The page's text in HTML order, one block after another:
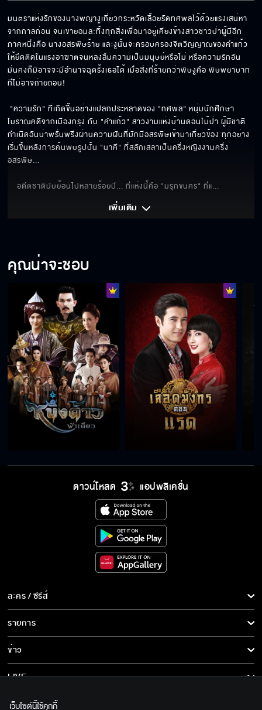
มนตราแห่งรักของนางพญางูเกี่ยวกระหวัดเลื้อยรัดทศพลไว้ด้วยแรงเสน่หา
จากกาลก่อน จนเขายอมละทิ้งทุกสิ่งเพื่อมาอยู่เคียงข้างสาวชาวป่าผู้มีอีก
ภาคหนึ่งคือ นางอสรพิษร้าย และงูนั้นจะครอบครองจิตวิญญาณของคำแก้ว
ให้ยึดติดในแรงอาฆาตจนหลงลืมความเป็นมนุษย์หรือไม่ หรือความรักอัน
มั่นคงก็มิอาจจะมีอำนาจฉุดรั้งเธอได้ เมื่อสิ่งที่ร้ายกว่าพิษงูคือ พิษพยาบาท
ที่ไม่อาจถ่ายถอน!
โบราณคดีจากเมืองกรุง กับ "คำแก้ว" สาวงามแห่งบ้านดอนไม้ป่า ผู้มีชาติ
กำเนิดอันน่าพรั่นพรึงผ่านความฝันที่มักมีอสรพิษเข้ามาเกี่ยวข้อง ทุกอย่าง
เริ่มขึ้นหลังการค้นพบรูปปั้น "นาคี" ที่สลักเสลาเป็นครึ่งหญิงงามครึ่ง
อสรพิษ...
    อดีตชาตินับย้อนไปหลายร้อยปี... ที่แห่งนี้คือ "มรุกขนคร" ที่แ
...
เพิ่มเติม
คุณน่าจะชอบ
ดาวน์โหลด แอปพลิเคชั่น
ละคร / ซีรีส์
ละคร/ซีรีส์
ซีรีส์นานาชาติ
การ์ตูน & เกม
รายการ
รายการทั้งหมด
ข่าว
ข่าวทั้งหมด
LIVE
เกี่ยวกับเรา
เว็บไซต์นี้ใช้คุกกี้